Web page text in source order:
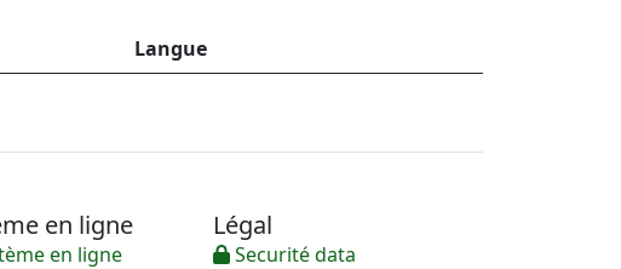
Langue
en ligne
en ligne
Légal
Securité data